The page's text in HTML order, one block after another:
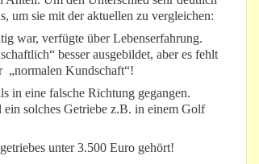
um sie mit der aktuellen zu vergleichen:
war, verfügte über Lebenserfahrung.
besser ausgebildet, aber es fehlt
„normalen Kundschaft“!
in eine falsche Richtung gegangen.
solches Getriebe z.B. in einem Golf
unter 3.500 Euro gehört!